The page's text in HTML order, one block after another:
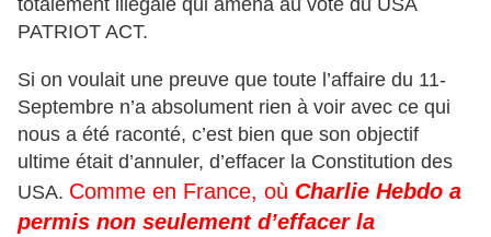
totalement illégale qui amena au vote du USA
PATRIOT ACT.
Si on voulait une preuve que toute l’affaire du 11-
Septembre n’a absolument rien à voir avec ce qui
nous a été raconté, c’est bien que son objectif
ultime était d’annuler, d’effacer la Constitution des
USA. Comme en France, où Charlie Hebdo a
permis non seulement d’effacer la